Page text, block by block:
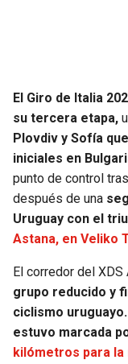
PACKERS
SAINTS
BUCCANEERS
TIMBERWOLVES
El Giro de Italia
su tercera etapa,
Plovdiv y Sofía
iniciales en
punto de control
después de una
Uruguay con el
Astana, en Veliko
El corredor del XDS
grupo reducido y
ciclismo uruguayo.
estuvo marcada
kilómetros para la